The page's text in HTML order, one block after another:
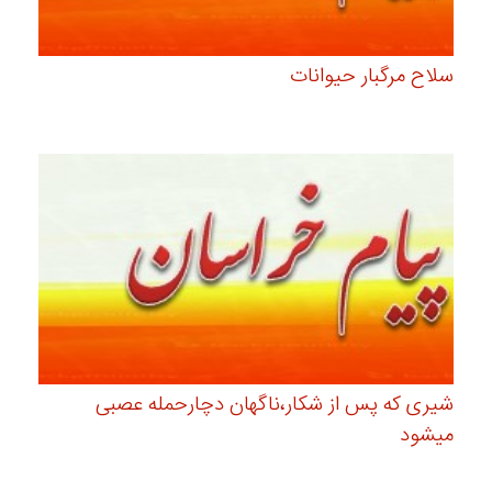
سلاح مرگبار حیوانات
شیری که پس از شکار،ناگهان دچارحمله عصبی
میشود